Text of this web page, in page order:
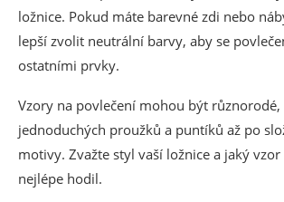
ložnice. Pokud máte barevné zdi nebo
lepší zvolit neutrální barvy, aby se
ostatními prvky.
Vzory na povlečení mohou být různorodé,
jednoduchých proužků a puntíků až po
motivy. Zvažte styl vaší ložnice a jaký
nejlépe hodil.